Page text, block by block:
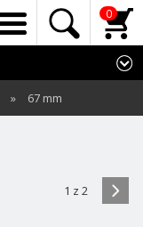
0
» 67 mm
1 z 2